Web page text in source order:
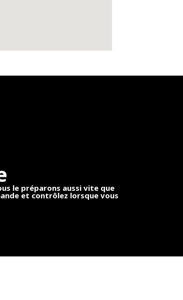
le préparons aussi vite que
et contrôlez lorsque vous